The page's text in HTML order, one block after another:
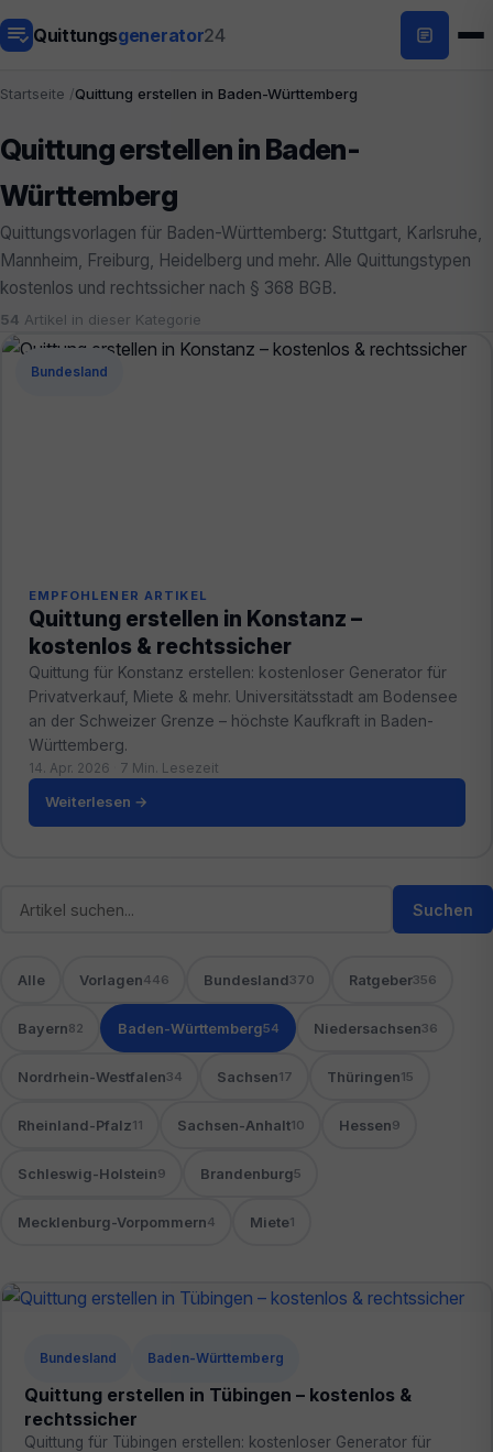
Quittungsgenerator24
Startseite Quittung erstellen in Baden-Württemberg
Quittung erstellen in Baden-
Württemberg
Quittungsvorlagen für Baden-Württemberg: Stuttgart, Karlsruhe,
Mannheim, Freiburg, Heidelberg und mehr. Alle Quittungstypen
kostenlos und rechtssicher nach § 368 BGB.
54 Artikel in dieser Kategorie
Bundesland
EMPFOHLENER ARTIKEL
Quittung erstellen in Konstanz –
kostenlos & rechtssicher
Quittung für Konstanz erstellen: kostenloser Generator für
Privatverkauf, Miete & mehr. Universitätsstadt am Bodensee
an der Schweizer Grenze – höchste Kaufkraft in Baden-
Württemberg.
14. Apr. 2026 7 Min. Lesezeit
Weiterlesen →
Suchen
Alle Vorlagen446 Bundesland370 Ratgeber356
Bayern82 Baden-Württemberg54 Niedersachsen36
Nordrhein-Westfalen34 Sachsen17 Thüringen15
Rheinland-Pfalz11 Sachsen-Anhalt10 Hessen9
Schleswig-Holstein9 Brandenburg5
Mecklenburg-Vorpommern4 Miete1
Bundesland Baden-Württemberg
Quittung erstellen in Tübingen – kostenlos &
rechtssicher
Quittung für Tübingen erstellen: kostenloser Generator für